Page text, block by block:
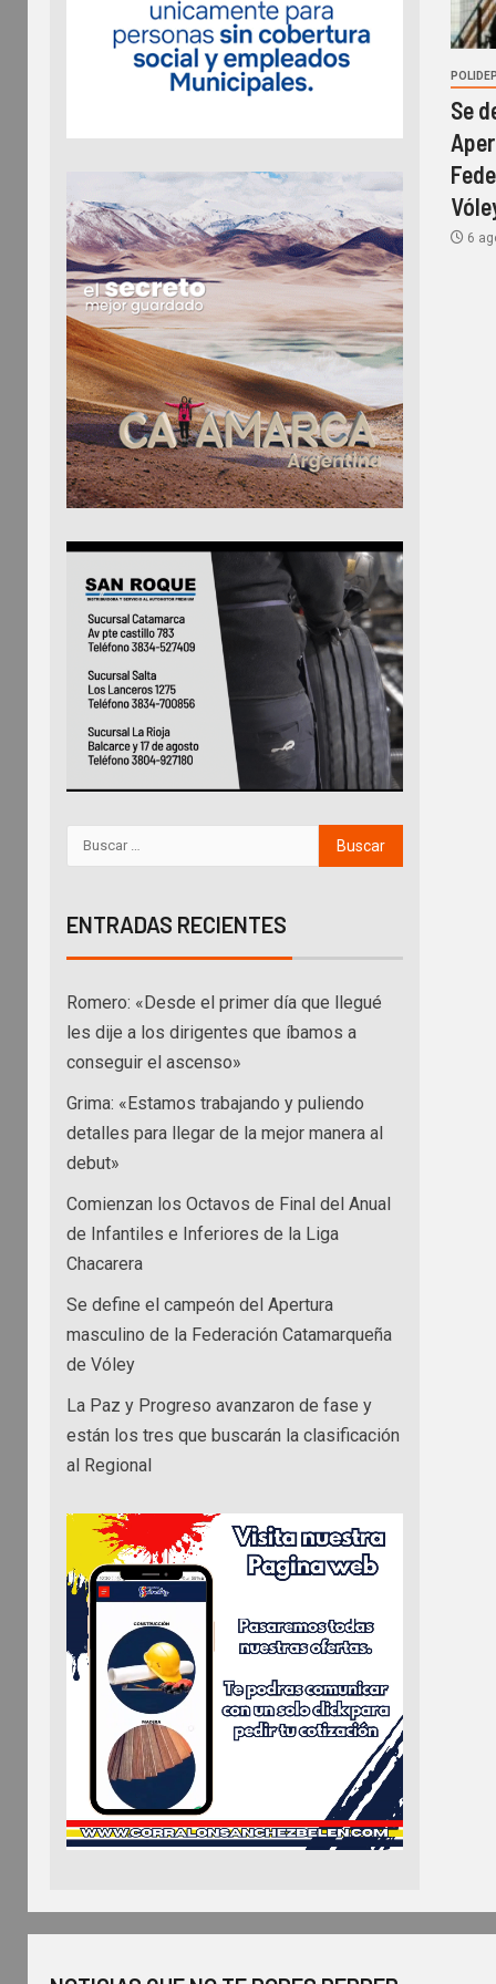
Se
6
ENTRADAS RECIENTES
Romero: «Desde el primer día que llegué
les dije a los dirigentes que íbamos a
conseguir el ascenso»
Grima: «Estamos trabajando y puliendo
detalles para llegar de la mejor manera al
debut»
Comienzan los Octavos de Final del Anual
de Infantiles e Inferiores de la Liga
Chacarera
Se define el campeón del Apertura
masculino de la Federación Catamarqueña
de Vóley
La Paz y Progreso avanzaron de fase y
están los tres que buscarán la clasificación
al Regional